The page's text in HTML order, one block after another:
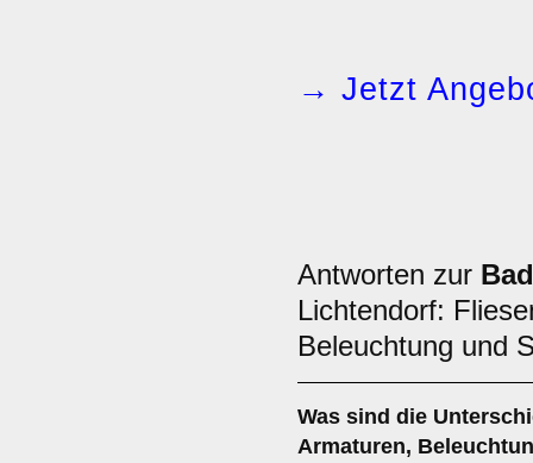
→ Jetzt
Antworten zur
Lichtendorf:
Beleuchtung und
Was sind die
Armaturen,